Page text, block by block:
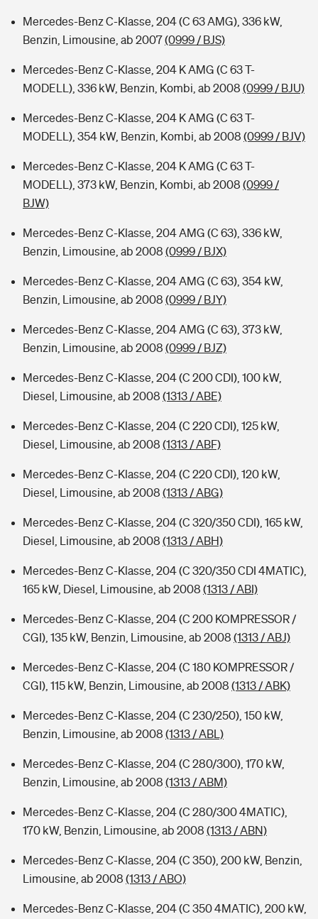
Mercedes-Benz C-Klasse, 204 (C 63 AMG), 336 kW,
Benzin, Limousine, ab 2007(0999 / BJS)
Mercedes-Benz C-Klasse, 204 K AMG (C 63 T-
MODELL), 336 kW, Benzin, Kombi, ab 2008 (0999 / BJU)
Mercedes-Benz C-Klasse, 204 K AMG (C 63 T-
MODELL), 354 kW, Benzin, Kombi, ab 2008 (0999 / BJV)
Mercedes-Benz C-Klasse, 204 K AMG (C 63 T-
MODELL), 373 kW, Benzin, Kombi, ab 2008 (0999 /
BJW)
Mercedes-Benz C-Klasse, 204 AMG (C 63), 336 kW,
Benzin, Limousine, ab 2008 (0999 / BJX)
Mercedes-Benz C-Klasse, 204 AMG (C 63), 354 kW,
Benzin, Limousine, ab 2008 (0999 / BJY)
Mercedes-Benz C-Klasse, 204 AMG (C 63), 373 kW,
Benzin, Limousine, ab 2008 (0999 / BJZ)
Mercedes-Benz C-Klasse, 204 (C 200 CDI), 100 kW,
Diesel, Limousine, ab 2008 (1313 / ABE)
Mercedes-Benz C-Klasse, 204 (C 220 CDI), 125 kW,
Diesel, Limousine, ab 2008 (1313 / ABF)
Mercedes-Benz C-Klasse, 204 (C 220 CDI), 120 kW,
Diesel, Limousine, ab 2008 (1313 / ABG)
Mercedes-Benz C-Klasse, 204 (C 320/350 CDI), 165 kW,
Diesel, Limousine, ab 2008 (1313 / ABH)
Mercedes-Benz C-Klasse, 204 (C 320/350 CDI 4MATIC),
165 kW, Diesel, Limousine, ab 2008 (1313 / ABI)
Mercedes-Benz C-Klasse, 204 (C 200 KOMPRESSOR /
CGI), 135 kW, Benzin, Limousine, ab 2008 (1313 / ABJ)
Mercedes-Benz C-Klasse, 204 (C 180 KOMPRESSOR /
CGI), 115 kW, Benzin, Limousine, ab 2008 (1313 / ABK)
Mercedes-Benz C-Klasse, 204 (C 230/250), 150 kW,
Benzin, Limousine, ab 2008 (1313 / ABL)
Mercedes-Benz C-Klasse, 204 (C 280/300), 170 kW,
Benzin, Limousine, ab 2008 (1313 / ABM)
Mercedes-Benz C-Klasse, 204 (C 280/300 4MATIC),
170 kW, Benzin, Limousine, ab 2008 (1313 / ABN)
Mercedes-Benz C-Klasse, 204 (C 350), 200 kW, Benzin,
Limousine, ab 2008 (1313 / ABO)
Mercedes-Benz C-Klasse, 204 (C 350 4MATIC), 200 kW,